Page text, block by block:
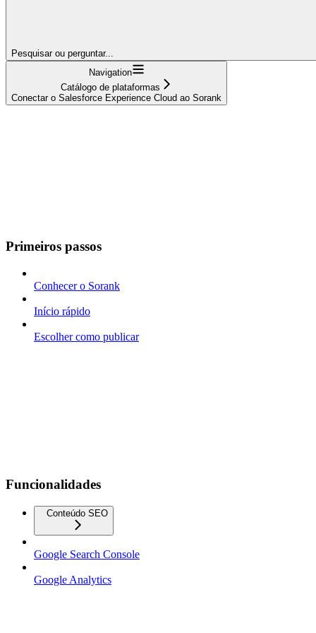
Pesquisar ou perguntar...
Navigation
Catálogo de plataformas
Conectar o Salesforce Experience Cloud ao Sorank
Primeiros passos
Conhecer o Sorank
Início rápido
Escolher como publicar
Funcionalidades
Conteúdo SEO
Google Search Console
Google Analytics